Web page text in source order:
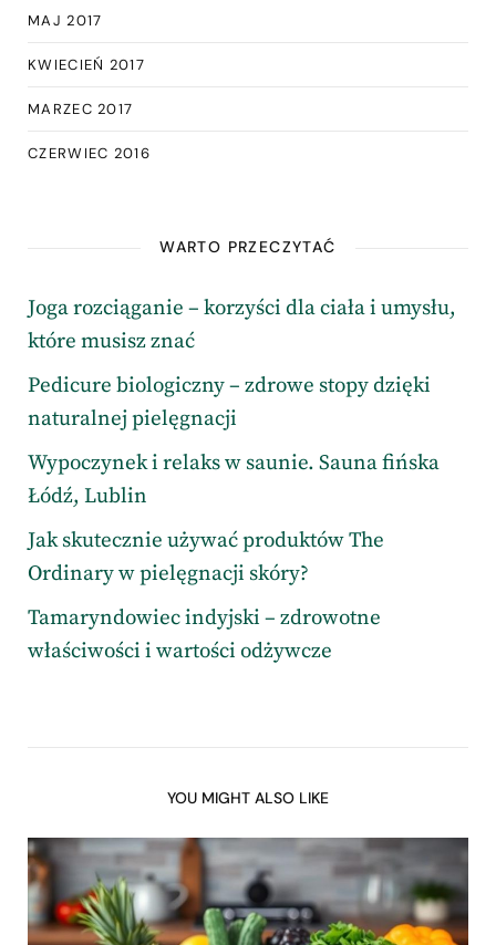
MAJ 2017
KWIECIEŃ 2017
MARZEC 2017
CZERWIEC 2016
WARTO PRZECZYTAĆ
Joga rozciąganie – korzyści dla ciała i umysłu,
które musisz znać
Pedicure biologiczny – zdrowe stopy dzięki
naturalnej pielęgnacji
Wypoczynek i relaks w saunie. Sauna fińska
Łódź, Lublin
Jak skutecznie używać produktów The
Ordinary w pielęgnacji skóry?
Tamaryndowiec indyjski – zdrowotne
właściwości i wartości odżywcze
YOU MIGHT ALSO LIKE